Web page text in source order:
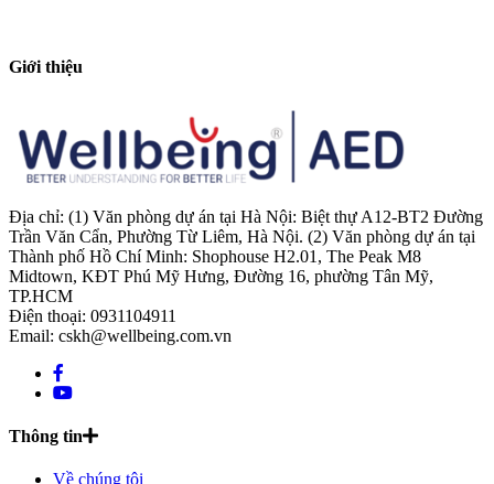
Giới thiệu
Địa chỉ: (1) Văn phòng dự án tại Hà Nội: Biệt thự A12-BT2 Đường
Trần Văn Cẩn, Phường Từ Liêm, Hà Nội. (2) Văn phòng dự án tại
Thành phố Hồ Chí Minh: Shophouse H2.01, The Peak M8
Midtown, KĐT Phú Mỹ Hưng, Đường 16, phường Tân Mỹ,
TP.HCM
Điện thoại: 0931104911
Email: cskh@wellbeing.com.vn
Thông tin
Về chúng tôi